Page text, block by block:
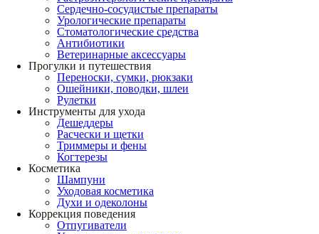
Сердечно-сосудистые препараты
Урологические препараты
Стоматологические средства
Антибиотики
Ветеринарные аксессуары
Прогулки и путешествия
Переноски, сумки, рюкзаки
Ошейники, поводки, шлеи
Рулетки
Инструменты для ухода
Дешеддеры
Расчески и щетки
Триммеры и фены
Когтерезы
Косметика
Шампуни
Уходовая косметика
Духи и одеколоны
Коррекция поведения
Отпугиватели